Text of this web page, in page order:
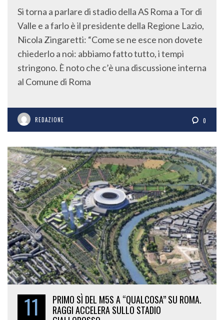
Valle e a farlo è il presidente della Regione Lazio,
Nicola Zingaretti: “Come se ne esce non dovete
chiederlo a noi: abbiamo fatto tutto, i tempi
stringono. È noto che c’è una discussione interna
al Comune di Roma
11
GEN 2017
PRIMO SÌ DEL M5S A “QUALCOSA” SU ROMA.
RAGGI ACCELERA SULLO STADIO
GIALLOROSSO